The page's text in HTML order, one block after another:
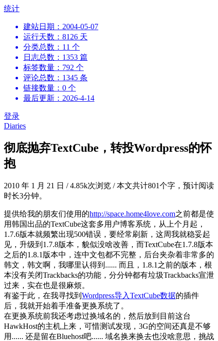
跳
统计
建站日期：2004-05-07
运行天数：8126 天
分类总数：11 个
日志总数：1353 篇
标签数量：792 个
评论总数：1345 条
链接数量：0 个
最后更新：2026-4-14
登录
Diaries
彻底抛弃TextCube，转投Wordpress的怀
抱
2010 年 1 月 21 日 /4.85k次浏览 /本文共计801个字，预计阅读
时长3分钟。
提供给我的朋友们使用的http://space.home4love.com之前都是使
用韩国出品的TextCube这套多用户博客系统，从上个月起，
1.7.6版本就频繁出现500错误，要经常刷新，这周我就稳妥起
见，升级到1.7.8版本，貌似没啥改善，而TextCube在1.7.8版本
之后的1.8.1版本中，连中文包都不完整，后台夹杂着非常多的
韩文，韩文啊，我哪里认得到...... 而且，1.8.1之前的版本，根
本没有关闭Trackbacks的功能，分分钟都有垃圾Trackbacks宣泄
过来，实在也是很麻烦。
有鉴于此，在我寻找到 Wordpress导入TextCube数据的插件
后，我就开始着手准备更换系统了。
在更换系统前我还考虑过换域名的，然后放到目前这台
HawkHost的主机上来，可惜测试发现，3G的空间还真是不够
用...... 还是留在Bluehost吧...... 域名换来换去也没啥意思，挑战